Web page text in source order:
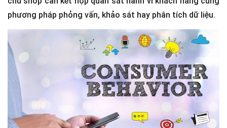
phương pháp phỏng vấn, khảo sát hay phân tích dữ liệu.